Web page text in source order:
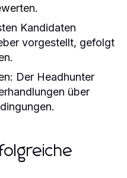
Kandidaten
vorgestellt, gefolgt
Der Headhunter
über